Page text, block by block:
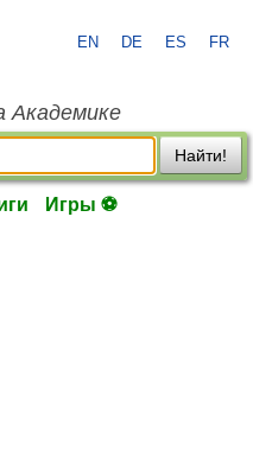
EN DE ES FR
Академике
Найти!
Игры ⚽